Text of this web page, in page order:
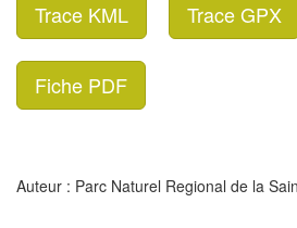
Trace KML Trace GPX
Fiche PDF
Auteur : Parc Naturel Regional de la